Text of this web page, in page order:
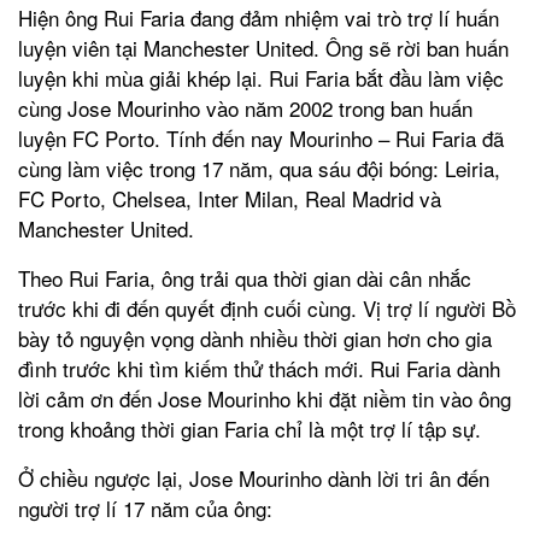
Hiện ông Rui Faria đang đảm nhiệm vai trò trợ lí huấn
luyện viên tại Manchester United. Ông sẽ rời ban huấn
luyện khi mùa giải khép lại. Rui Faria bắt đầu làm việc
cùng Jose Mourinho vào năm 2002 trong ban huấn
luyện FC Porto. Tính đến nay Mourinho – Rui Faria đã
cùng làm việc trong 17 năm, qua sáu đội bóng: Leiria,
FC Porto, Chelsea, Inter Milan, Real Madrid và
Manchester United.
Theo Rui Faria, ông trải qua thời gian dài cân nhắc
trước khi đi đến quyết định cuối cùng. Vị trợ lí người Bồ
bày tỏ nguyện vọng dành nhiều thời gian hơn cho gia
đình trước khi tìm kiếm thử thách mới. Rui Faria dành
lời cảm ơn đến Jose Mourinho khi đặt niềm tin vào ông
trong khoảng thời gian Faria chỉ là một trợ lí tập sự.
Ở chiều ngược lại, Jose Mourinho dành lời tri ân đến
người trợ lí 17 năm của ông: